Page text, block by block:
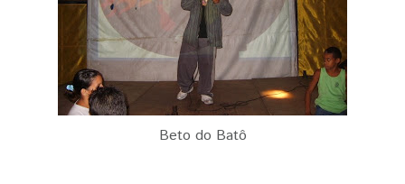
Beto do Batô